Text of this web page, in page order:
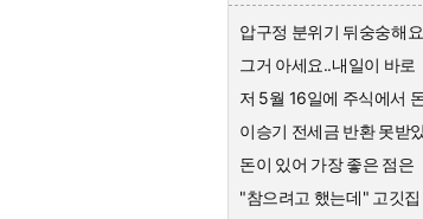
압구정 분위기 뒤숭숭해요
그거 아세요..내일이 바로
돈이 있어 가장 좋은 점은